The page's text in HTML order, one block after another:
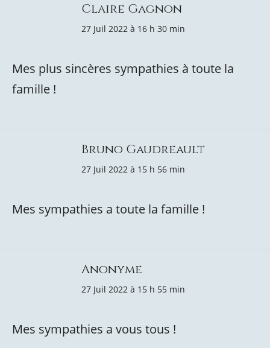
Claire Gagnon
27 Juil 2022 à 16 h 30 min
Mes plus sincères sympathies à toute la
famille !
Bruno Gaudreault
27 Juil 2022 à 15 h 56 min
Mes sympathies a toute la famille !
Anonyme
27 Juil 2022 à 15 h 55 min
Mes sympathies a vous tous !